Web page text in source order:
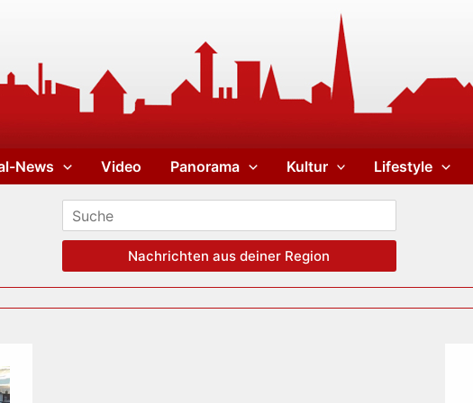
News Video Panorama Kultur Lifestyle
Nachrichten aus deiner Region